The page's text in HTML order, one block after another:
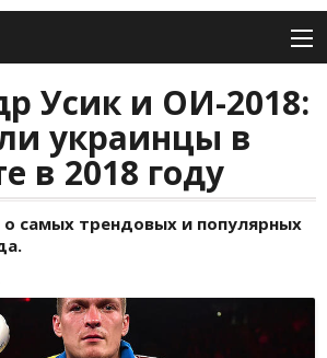
Усик и ОИ-2018:
украинцы в
в 2018 году
о самых трендовых и популярных